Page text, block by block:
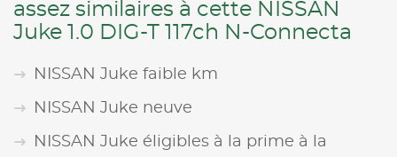
assez similaires à cette NISSAN
Juke 1.0 DIG-T 117ch N-Connecta
NISSAN Juke faible km
NISSAN Juke neuve
NISSAN Juke éligibles à la prime à la